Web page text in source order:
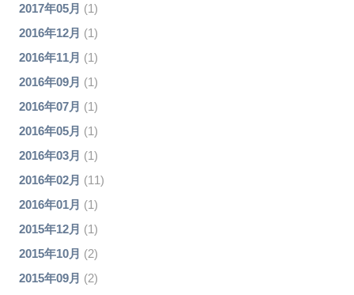
2017年05月 (1)
2016年12月 (1)
2016年11月 (1)
2016年09月 (1)
2016年07月 (1)
2016年05月 (1)
2016年03月 (1)
2016年02月 (11)
2016年01月 (1)
2015年12月 (1)
2015年10月 (2)
2015年09月 (2)